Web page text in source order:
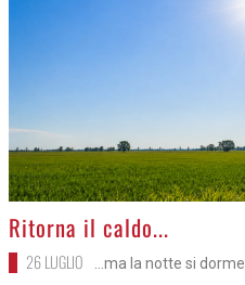
>
Ritorna il caldo...
26 LUGLIO ...ma la notte si dorme